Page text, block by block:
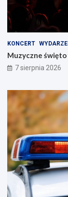
KONCERT
Muzyczne święto
7 sierpnia 2026